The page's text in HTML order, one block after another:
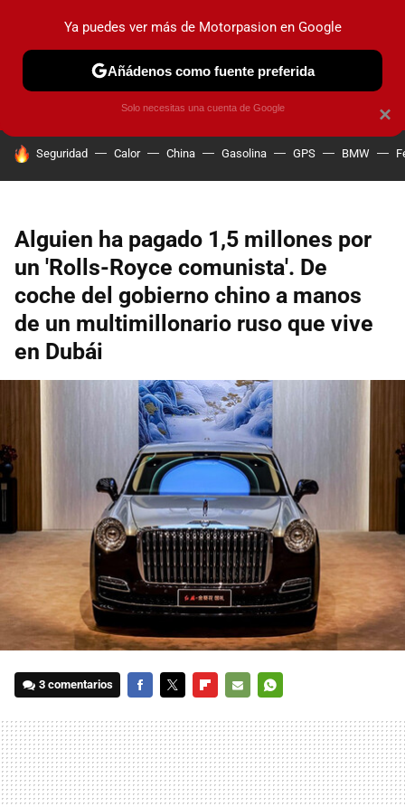
PRUEBAS COCHES ELÉCTRICOS OBSERVATORIO
HOY SE HABLA DE
Seguridad Calor China Gasolina GPS BMW
Alguien ha pagado 1,5 millones por
un 'Rolls-Royce comunista'. De
coche del gobierno chino a manos
de un multimillonario ruso que vive
en Dubái
3 comentarios
MAIL
×
Ya puedes ver más de Motorpasion en Google
Añádenos como fuente preferida
Solo necesitas una cuenta de Google